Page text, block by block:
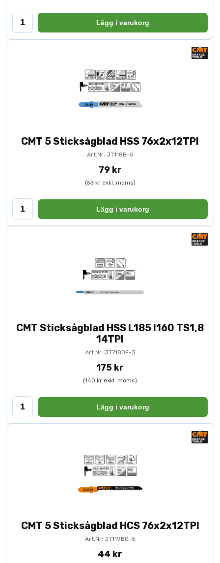
Lägg i varukorg
CMT 5 Sticksågblad HSS 76x2x12TPI
Art.Nr: JT118B-5
79 kr
(63 kr exkl. moms)
Lägg i varukorg
CMT Sticksågblad HSS L185 I160 TS1,8
14TPI
Art.Nr: JT718BF-3
175 kr
(140 kr exkl. moms)
Lägg i varukorg
CMT 5 Sticksågblad HCS 76x2x12TPI
Art.Nr: JT119BO-5
44 kr